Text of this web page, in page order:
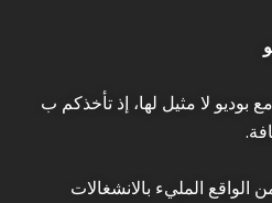
بوديو لا مثيل لها، إذ تأخذكم ب
الواقع المليء بالانشغالات